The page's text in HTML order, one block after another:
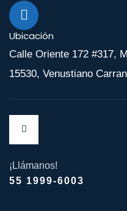
Ubicación
Calle Oriente 172 #317,
15530, Venustiano
¡Llámanos!
55 1999-6003